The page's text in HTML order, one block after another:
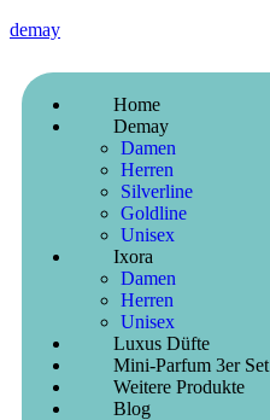
demay
Home
Demay
Damen
Herren
Silverline
Goldline
Unisex
Ixora
Damen
Herren
Unisex
Luxus Düfte
Mini-Parfum 3er Set
Weitere Produkte
Blog